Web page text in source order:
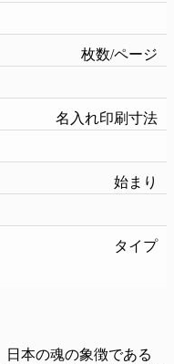
枚数/ページ
名入れ印刷寸法
始まり
タイプ
本の魂の象徴である